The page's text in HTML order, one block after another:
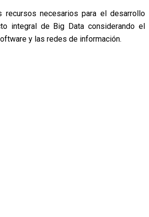
recursos necesarios para el desarrollo
integral de Big Data considerando el
y las redes de información.